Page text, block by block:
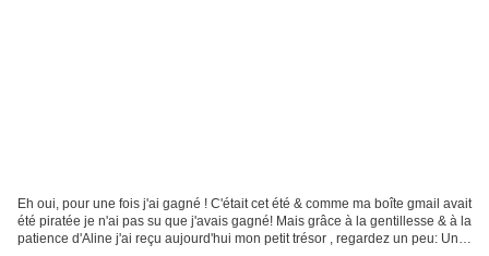
Eh oui, pour une fois j'ai gagné ! C'était cet été & comme ma boîte gmail avait
été piratée je n'ai pas su que j'avais gagné! Mais grâce à la gentillesse & à la
patience d'Aline j'ai reçu aujourd'hui mon petit trésor , regardez un peu: Un